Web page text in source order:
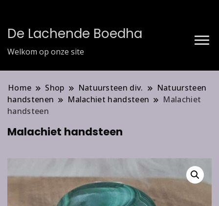
De Lachende Boedha
Welkom op onze site
Home Shop Natuursteen div.
Natuursteen
handstenen
Malachiet handsteen
Malachiet
handsteen
Malachiet handsteen